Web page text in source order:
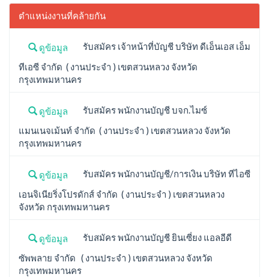
ตำแหน่งงานที่คล้ายกัน
ดูข้อมูล
รับสมัคร เจ้าหน้าที่บัญชี บริษัท ดีเอ็นเอส เอ็ม
ทีเอซี จำกัด ( งานประจำ ) เขตสวนหลวง จังหวัด
กรุงเทพมหานคร
ดูข้อมูล
รับสมัคร พนักงานบัญชี บจก.ไมซ์
แมนเนจเม้นท์ จำกัด ( งานประจำ ) เขตสวนหลวง จังหวัด
กรุงเทพมหานคร
ดูข้อมูล
รับสมัคร พนักงานบัญชี/การเงิน บริษัท ทีไอซี
เอนจิเนียริ่งโปรดักส์ จำกัด ( งานประจำ ) เขตสวนหลวง
จังหวัด กรุงเทพมหานคร
ดูข้อมูล
รับสมัคร พนักงานบัญชี ยินเซี่ยง แอลอีดี
ซัพพลาย จำกัด ( งานประจำ ) เขตสวนหลวง จังหวัด
กรุงเทพมหานคร